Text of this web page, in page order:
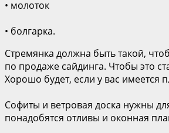
• молоток
• болгарка.
Стремянка должна быть такой,
по продаже сайдинга. Чтобы это
Хорошо будет, если у вас имеется
Софиты и ветровая доска нужны
понадобятся отливы и оконная